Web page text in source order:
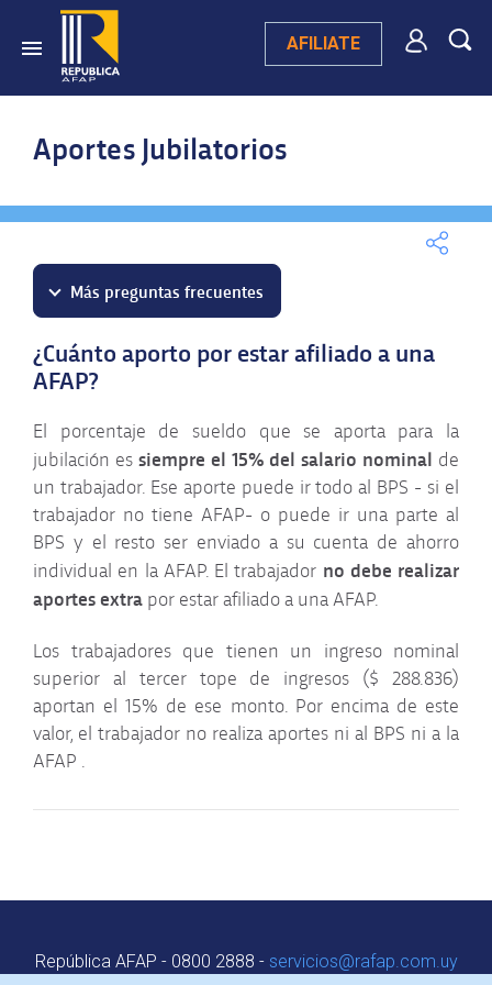
AFILIATE
Aportes Jubilatorios
Más preguntas frecuentes
Preguntas destacadas
Afiliación y cambio de
AFAP
Estado de cuenta
Funcionamiento de las
Jubilaciones
¿Cuánto aporto por estar afiliado a una
AFAP?
El porcentaje de sueldo que se aporta para la
jubilación es siempre el 15% del salario nominal de
un trabajador. Ese aporte puede ir todo al BPS - si el
trabajador no tiene AFAP- o puede ir una parte al
BPS y el resto ser enviado a su cuenta de ahorro
individual en la AFAP. El trabajador no debe realizar
aportes extra por estar afiliado a una AFAP.
Los trabajadores que tienen un ingreso nominal
superior al tercer tope de ingresos ($ 288.836)
aportan el 15% de ese monto. Por encima de este
valor, el trabajador no realiza aportes ni al BPS ni a la
AFAP .
República AFAP - 0800 2888 - servicios@rafap.com.uy